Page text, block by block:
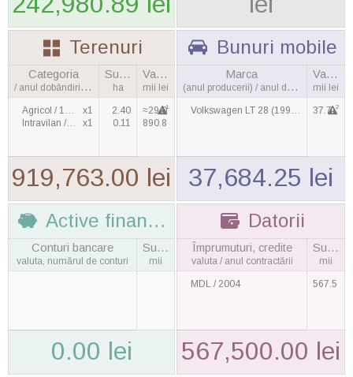
Terenuri
Categoria
/ anul dobândirii, cantitatea
Suprafaţa
ha
Valoarea
mii lei
Agricol / 1998
x1
Intravilan / 2003
x1
2.40
0.11
≈29.01
890.8
919,763.00 lei
Bunuri mobile
Marca
(anul producerii) / anul dobândirii
Valoarea
mii lei
Volkswagen LT 28 (1999) / 2011 37.7 2
37,684.25 lei
Active financiare
Conturi bancare
valuta, numărul de conturi
Suma
mii
0.00 lei
Datorii
Împrumuturi, credite
valuta / anul contractării
Suma
mii
MDL / 2004 567.5
567,500.00 lei